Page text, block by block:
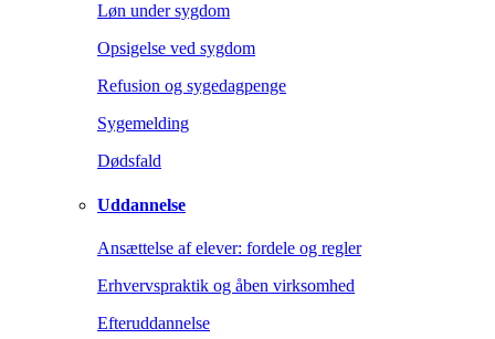
Løn under sygdom
Opsigelse ved sygdom
Refusion og sygedagpenge
Sygemelding
Dødsfald
Uddannelse
Ansættelse af elever: fordele og regler
Erhvervspraktik og åben virksomhed
Efteruddannelse